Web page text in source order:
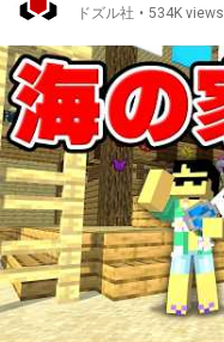
ドズル社 • 534K views